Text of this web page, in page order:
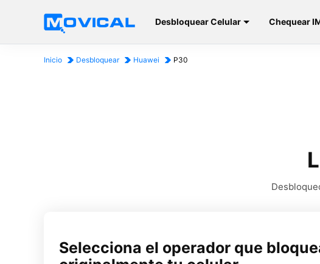
Desbloquear Celular Chequear
Inicio Desbloquear Huawei P30
Selecciona el operador que